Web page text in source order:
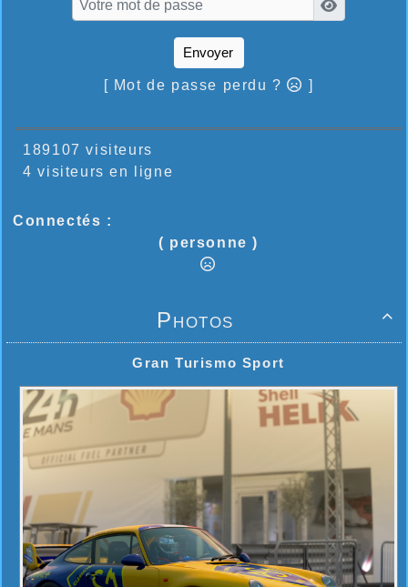
Envoyer
[ Mot de passe perdu ? ]
189107 visiteurs
4 visiteurs en ligne
Connectés :
( personne )

Photos
Gran Turismo Sport